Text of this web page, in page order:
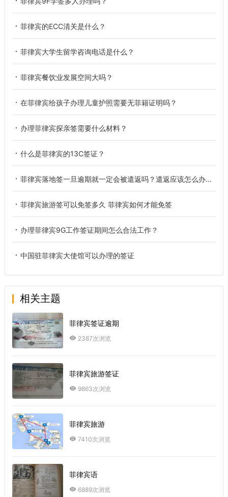
菲律宾的ECC清关是什么？
菲律宾大学生留学咨询电话是什么？
菲律宾餐饮业发展空间大吗？
在菲律宾给孩子办理儿童护照需要无菲籍证明吗？
办理菲律宾探亲签需要什么材料？
什么是菲律宾的13C签证？
菲律宾落地签一旦逾期就一定会被遣返吗？遣返应该怎么办理？
菲律宾旅游签可以免签多久 菲律宾如何才能免签
办理菲律宾9G工作签证期间怎么合法工作？
中国驻菲律宾大使馆可以办理的签证
相关主题
菲律宾签证逾期
2387次浏览
菲律宾旅游签证
9863次浏览
菲律宾旅游
7410次浏览
菲律宾语
6889次浏览